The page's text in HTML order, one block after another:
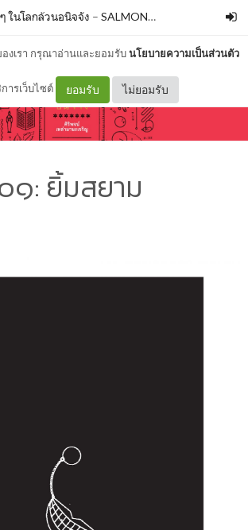
งเรา กรุณาอ่านและยอมรับนโยบายความเป็นส่วนตัว
ารเว็บไซต์ ยอมรับ ไม่ยอมรับ
ในโลกล้วนอนิจจัง – SALMONBOOKS
๑: ยิ้มสยาม